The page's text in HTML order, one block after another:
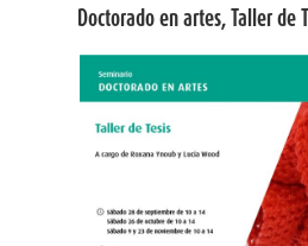
EL
Doctorado en artes, Taller de